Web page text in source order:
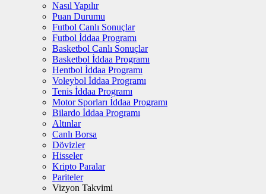
Nasıl Yapılır
Puan Durumu
Futbol Canlı Sonuçlar
Futbol İddaa Programı
Basketbol Canlı Sonuçlar
Basketbol İddaa Programı
Hentbol İddaa Programı
Voleybol İddaa Programı
Tenis İddaa Programı
Motor Sporları İddaa Programı
Bilardo İddaa Programı
Altınlar
Canlı Borsa
Dövizler
Hisseler
Kripto Paralar
Pariteler
Vizyon Takvimi